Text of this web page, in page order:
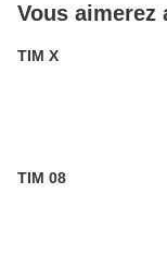
Vous aimerez
TIM X
TIM 08